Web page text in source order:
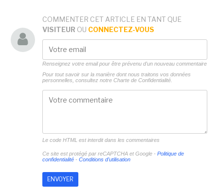
COMMENTER CET ARTICLE EN TANT QUE
VISITEUR OU CONNECTEZ-VOUS
Renseignez votre email pour être prévenu d'un nouveau commentaire
Pour tout savoir sur la manière dont nous traitons vos données
personnelles, consultez notre Charte de Confidentialité.
Le code HTML est interdit dans les commentaires
Ce site est protégé par reCAPTCHA et Google - Politique de
confidentialité- Conditions d'utilisation